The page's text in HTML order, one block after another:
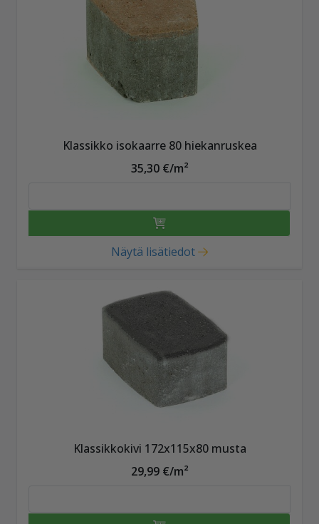
Klassikko isokaarre 80 hiekanruskea
35,30 €/m²
Näytä lisätiedot
Klassikkokivi 172x115x80 musta
29,99 €/m²